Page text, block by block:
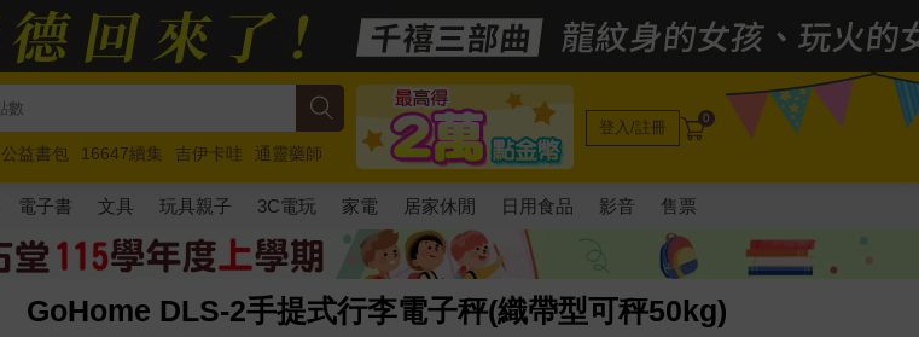
公益書包 16647續集 吉伊卡哇
通靈藥師
玩具總動員5 超慢跑
登入/註冊 0
電子書 文具 玩具親子 3C電玩 家電 居家休閒 日用食品 影音 售票
GoHome DLS-2手提式行李電子秤(織帶型可秤50kg)